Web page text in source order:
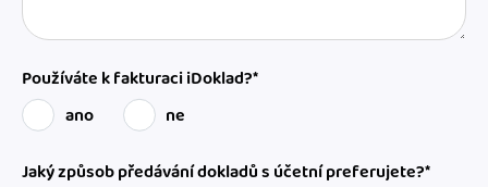
Používáte k fakturaci iDoklad?*
ano
ne
Jaký způsob předávání dokladů s účetní preferujete?*